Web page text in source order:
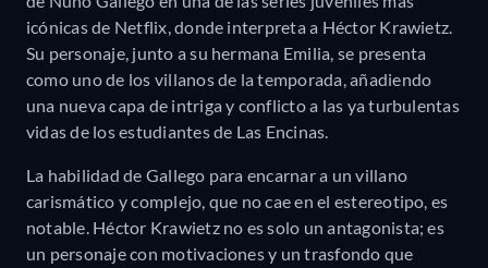
icónicas de Netflix, donde interpreta a Héctor Krawietz.
Su personaje, junto a su hermana Emilia, se presenta
como uno de los villanos de la temporada, añadiendo
una nueva capa de intriga y conflicto a las ya turbulentas
vidas de los estudiantes de Las Encinas.
La habilidad de Gallego para encarnar a un villano
carismático y complejo, que no cae en el estereotipo, es
notable. Héctor Krawietz no es solo un antagonista; es
un personaje con motivaciones y un trasfondo que